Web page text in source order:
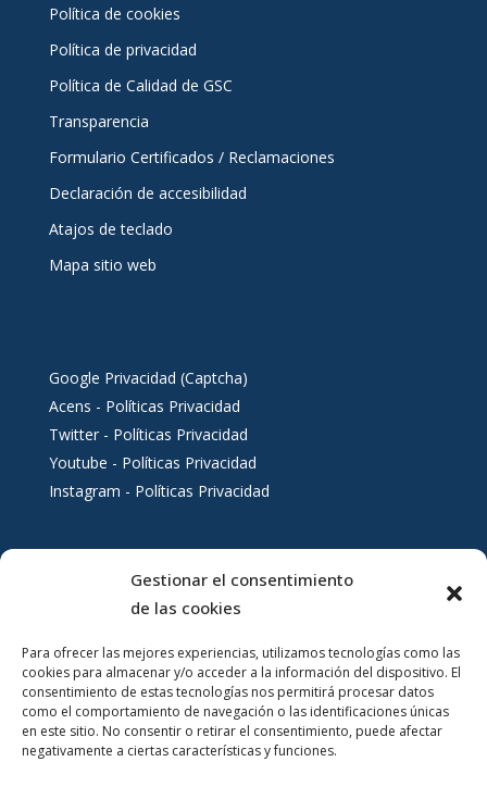
Gestionar el consentimiento
de las cookies
Para ofrecer las mejores experiencias, utilizamos tecnologías como las
cookies para almacenar y/o acceder a la información del dispositivo. El
consentimiento de estas tecnologías nos permitirá procesar datos
como el comportamiento de navegación o las identificaciones únicas
en este sitio. No consentir o retirar el consentimiento, puede afectar
negativamente a ciertas características y funciones.
Política de cookies
Política de privacidad
Política de Calidad de GSC
Transparencia
Formulario Certificados / Reclamaciones
Declaración de accesibilidad
Atajos de teclado
Mapa sitio web
Google Privacidad (Captcha)
Acens - Políticas Privacidad
Twitter - Políticas Privacidad
Youtube - Políticas Privacidad
Instagram - Políticas Privacidad
Servicios al ciudadano